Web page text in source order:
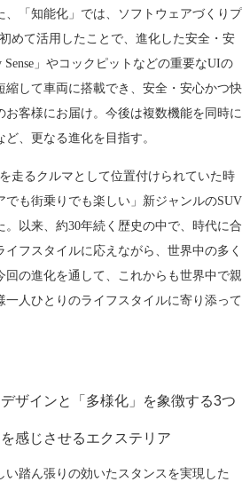
、「知能化」では、ソフトウェアづくりプ
めて活用したことで、進化した安全・安
Sense」やコックピットなどの重要なUIの
縮して車両に搭載でき、安全・安心かつ快
客様にお届け。今後は複数機能を同時に
、更なる進化を目指す。
走るクルマとして位置付けられていた時
でも街乗りでも楽しい」新ジャンルのSUV
以来、約30年続く歴史の中で、時代に合
フスタイルに応えながら、世界中の多く
回の進化を通して、これからも世界中で親
一人ひとりのライフスタイルに寄り添って
ザインと 「多様化」を象徴する3つ
感じさせるエクステリア
い踏ん張りの効いたスタンスを実現した